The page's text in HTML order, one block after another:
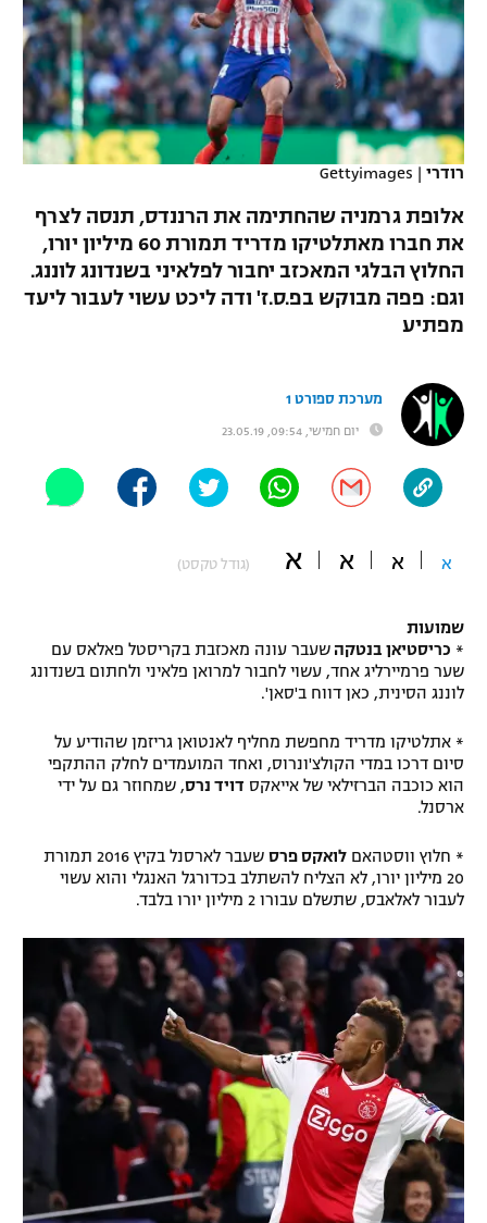
VOD
רץ ברשת
תוצאות
לוח שידורים
"מעל הליגה" – פודקאסט
תקנון משתתפים וזוכים בפרסים
תקנון עבור פעילות אלקטרה
תקנון עבור פעילות ספורט 1 – "מרלן"
טניס
גיימינג E-Sports
תנאי שימוש
מדיניות פרטיות
תקנון פעילות ספורט 1
רשיון להקרנה פומבית לבית עסק
הצטרפות לחבילת הערוצים
לוח דרושים – ג'ובנט
תגיות
המגזין
נבחרת ישראל
מכבי חיפה
בית"ר ירושלים
מכבי תל אביב
הפועל תל אביב
הפועל חיפה
מכבי נתניה
בני יהודה
ליגה ספרדית
ליגה איטלקית
ליגה צרפתית
ליגה הולנדית
ליגה טורקית
ליגה סינית
ליגות נוספות
כדורסל נשים
מכבי תל אביב
הפועל חולון
הפועל ירושלים
דני אבדיה
יורוקאפ
טניס
כדוריד
כדורעף
שחייה
ג'ודו
אגרוף
UFC
היאבקות WWE
כדורמים
פוטבול אמריקאי NFL
בייסבול MLB
ספורט אתגרי ואקסטרים
אומנויות לחימה
גיימינג E-Sports
רודרי |
Gettyimages
אלופת גרמניה שהחתימה את הרננדס, תנסה לצרף
את חברו מאתלטיקו מדריד תמורת 60 מיליון יורו,
החלוץ הבלגי המאכזב יחבור לפלאיני בשנדונג לוננג.
וגם: פפה מבוקש בפ.ס.ז' ודה ליכט עשוי לעבור ליעד
מפתיע
מערכת ספורט 1
יום חמישי, 09:54, 23.05.19
א א א א (גודל טקסט)
שמועות
* כריסטיאן בנטקה שעבר עונה מאכזבת בקריסטל פאלאס עם
שער פרמיירליג אחד, עשוי לחבור למרואן פלאיני ולחתום בשנדונג
לוננג הסינית, כאן דווח ב'סאן'.
* אתלטיקו מדריד מחפשת מחליף לאנטואן גריזמן שהודיע על
סיום דרכו במדי הקולצ'ונרוס, ואחד המועמדים לחלק ההתקפי
הוא כוכבה הברזילאי של אייאקס דויד נרס, שמחוזר גם על ידי
ארסנל.
* חלוץ ווסטהאם לואקס פרס
שעבר לארסנל בקיץ 2016 תמורת
20 מיליון יורו, לא הצליח להשתלב בכדורגל האנגלי והוא עשוי
לעבור לאלאבס, שתשלם עבורו 2 מיליון יורו בלבד.